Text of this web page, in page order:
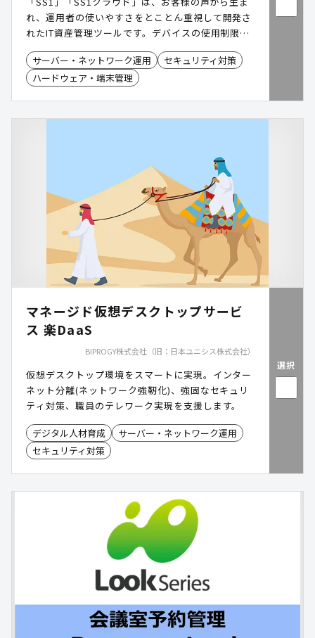
れ、運用者の使いやすさをとことん重視して開発さ
れたIT資産管理ツールです。デバイスの使用制限や
セキュリティパッチの適用管理など、セキュリティ
対策としてもお役立ていただけます。また各種の収
集機能を活用して従業員の労務管理をおこなうこと
サーバー・ネットワーク運用
セキュリティ対策
ハードウェア・端末管理
マネージド仮想デスクトップサービ
ス 楽DaaS
BIPROGY株式会社（旧：日本ユニシス株式会社）
仮想デスクトップ環境をスマートに実現。インター
ネット分離(ネットワーク強靭化)、強固なセキュリ
ティ対策、職員のテレワーク実現を支援します。
デジタル人材育成
サーバー・ネットワーク運用
セキュリティ対策
選択